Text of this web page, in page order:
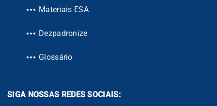
Materiais ESA
Dezpadronize
Glossário
SIGA NOSSAS REDES SOCIAIS: